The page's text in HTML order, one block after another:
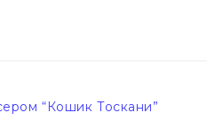
“Кошик Тоскани”